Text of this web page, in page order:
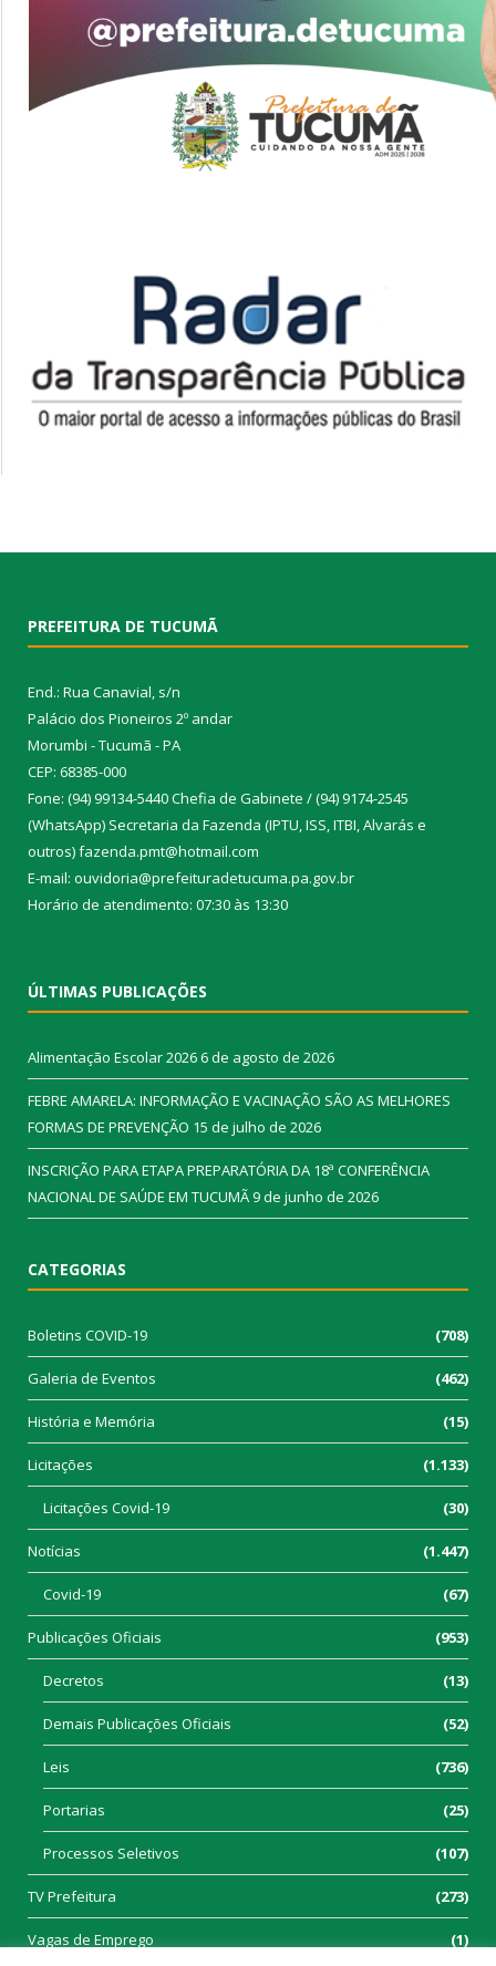
PREFEITURA DE TUCUMÃ
End.: Rua Canavial, s/n
Palácio dos Pioneiros 2º andar
Morumbi - Tucumã - PA
CEP: 68385-000
Fone: (94) 99134-5440 Chefia de Gabinete / (94) 9174-2545
(WhatsApp) Secretaria da Fazenda (IPTU, ISS, ITBI, Alvarás e
outros) fazenda.pmt@hotmail.com
E-mail: ouvidoria@prefeituradetucuma.pa.gov.br
Horário de atendimento: 07:30 às 13:30
ÚLTIMAS PUBLICAÇÕES
Alimentação Escolar 20266 de agosto de 2026
FEBRE AMARELA: INFORMAÇÃO E VACINAÇÃO SÃO AS MELHORES
FORMAS DE PREVENÇÃO 15 de julho de 2026
INSCRIÇÃO PARA ETAPA PREPARATÓRIA DA 18ª CONFERÊNCIA
NACIONAL DE SAÚDE EM TUCUMÃ9 de junho de 2026
CATEGORIAS
Boletins COVID-19 (708)
Galeria de Eventos (462)
História e Memória (15)
Licitações (1.133)
Licitações Covid-19 (30)
Notícias (1.447)
Covid-19 (67)
Publicações Oficiais (953)
Decretos (13)
Demais Publicações Oficiais (52)
Leis (736)
Portarias (25)
Processos Seletivos (107)
TV Prefeitura (273)
Vagas de Emprego (1)